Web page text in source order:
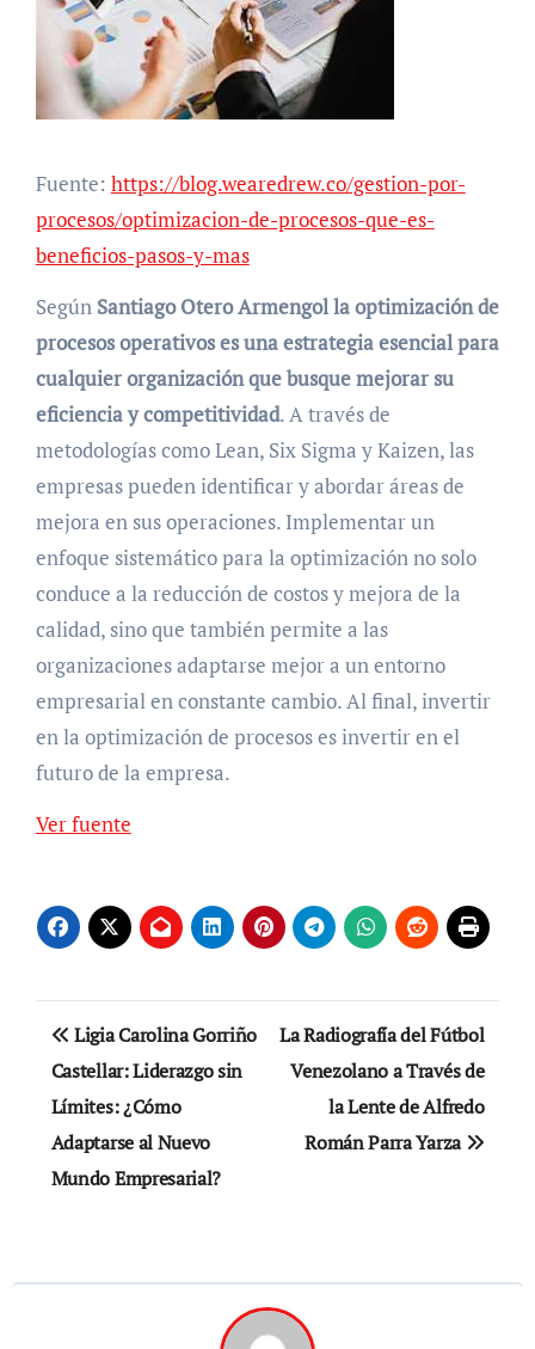
Fuente: https://blog.wearedrew.co/gestion-por-
procesos/optimizacion-de-procesos-que-es-
beneficios-pasos-y-mas
Según Santiago Otero Armengolla optimización de
procesos operativos es una estrategia esencial para
cualquier organización que busque mejorar su
eficiencia y competitividad. A través de
metodologías como Lean, Six Sigma y Kaizen, las
empresas pueden identificar y abordar áreas de
mejora en sus operaciones. Implementar un
enfoque sistemático para la optimización no solo
conduce a la reducción de costos y mejora de la
calidad, sino que también permite a las
organizaciones adaptarse mejor a un entorno
empresarial en constante cambio. Al final, invertir
en la optimización de procesos es invertir en el
futuro de la empresa.
Ver fuente
Navegación
de
entradas
Ligia Carolina Gorriño
Castellar: Liderazgo sin
Límites: ¿Cómo
Adaptarse al Nuevo
Mundo Empresarial?
La Radiografía del Fútbol
Venezolano a Través de
la Lente de Alfredo
Román Parra Yarza